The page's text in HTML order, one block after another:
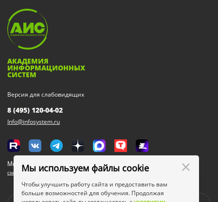
АКАДЕМИЯ
ИНФОРМАЦИОННЫХ
СИСТЕМ
Версия для слабовидящих
8 (495) 120-04-02
Info@infosystem.ru
Москва, 111123, ул. Плеханова, 4а
схема проезда
Мы используем файлы cookie
Чтобы улучшить работу сайта и предоставить вам
больше возможностей для обучения. Продолжая